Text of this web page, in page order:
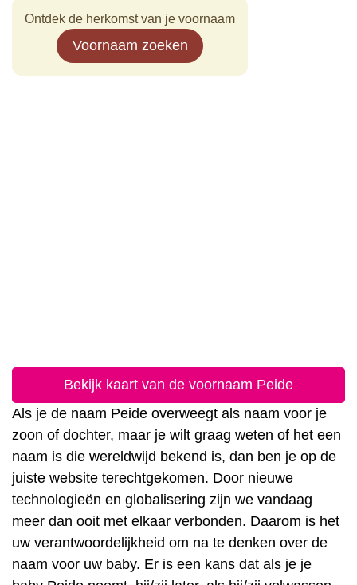
Ontdek de herkomst van je voornaam
Voornaam zoeken
Bekijk kaart van de voornaam Peide
Als je de naam Peide overweegt als naam voor je
zoon of dochter, maar je wilt graag weten of het een
naam is die wereldwijd bekend is, dan ben je op de
juiste website terechtgekomen. Door nieuwe
technologieën en globalisering zijn we vandaag
meer dan ooit met elkaar verbonden. Daarom is het
uw verantwoordelijkheid om na te denken over de
naam voor uw baby. Er is een kans dat als je je